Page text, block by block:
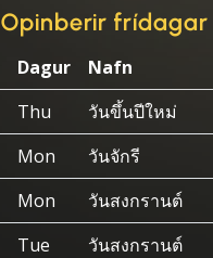
Opinberir
Dagur Nafn
Thu
วันขึ้นปีใหม่
Mon
วันจักรี
Mon
วันสงกรานต์
Tue
วันสงกรานต์